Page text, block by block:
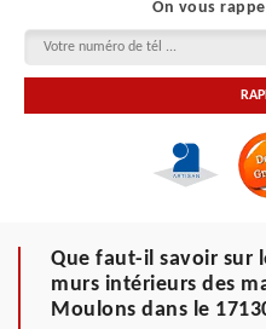
On vous
Que faut-il savoir sur
murs intérieurs des
Moulons dans le